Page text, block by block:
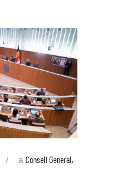
a Consell General ,